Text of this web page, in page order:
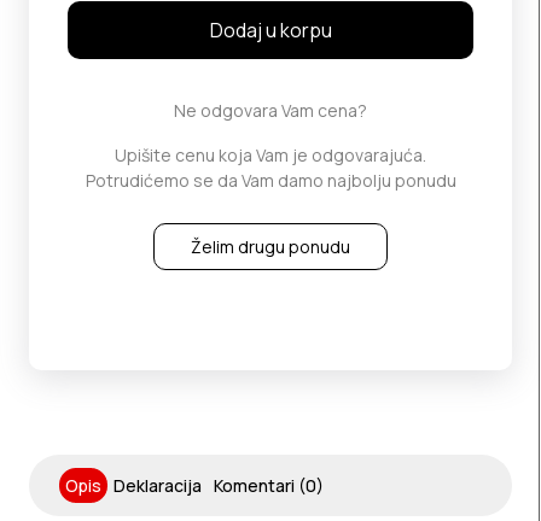
Dodaj u korpu
Ne odgovara Vam cena?
Upišite cenu koja Vam je odgovarajuća.
Potrudićemo se da Vam damo najbolju ponudu
Želim drugu ponudu
Opis Deklaracija Komentari (0)